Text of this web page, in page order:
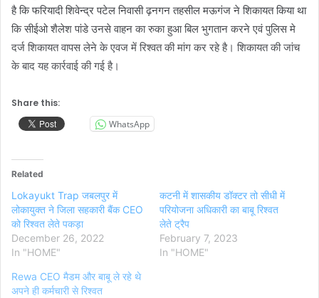
है कि फरियादी शिवेन्द्र पटेल निवासी ढ़नगन तहसील मऊगंज ने शिकायत किया था
कि सीईओ शैलेश पांडे उनसे वाहन का रुका हुआ बिल भुगतान करने एवं पुलिस मे
दर्ज शिकायत वापस लेने के एवज में रिश्वत की मांग कर रहे है। शिकायत की जांच
के बाद यह कार्रवाई की गई है।
Share this:
WhatsApp
Related
Lokayukt Trap जबलपुर में
लोकायुक्त ने जिला सहकारी बैंक CEO
को रिश्वत लेते पकड़ा
December 26, 2022
In "HOME"
कटनी में शासकीय डॉक्टर तो सीधी में
परियोजना अधिकारी का बाबू रिश्वत
लेते ट्रैप
February 7, 2023
In "HOME"
Rewa CEO मैडम और बाबू ले रहे थे
अपने ही कर्मचारी से रिश्वत